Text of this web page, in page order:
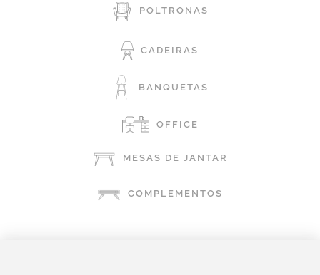
POLTRONAS
CADEIRAS
BANQUETAS
OFFICE
MESAS DE JANTAR
COMPLEMENTOS